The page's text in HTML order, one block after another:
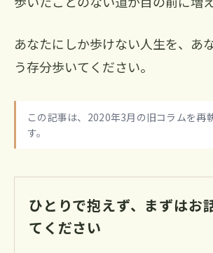
あなたにしか歩けない人生を、あ
う存分歩いてください。
この記事は、2020年3月の旧コラムを再
す。
ひとりで抱えず、まずはお
てください